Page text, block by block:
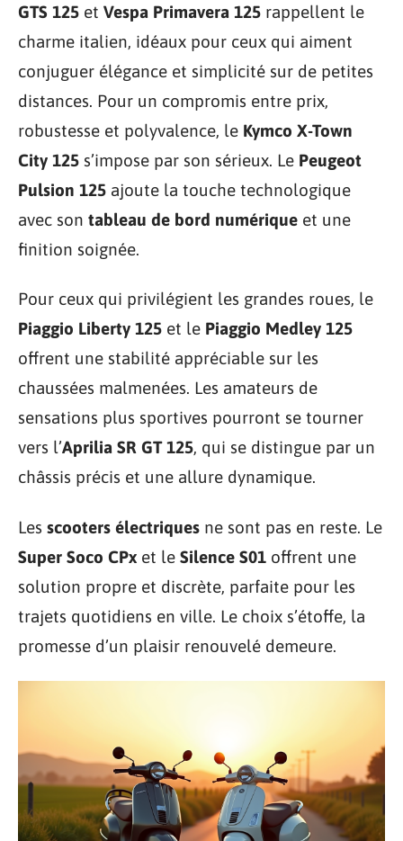
GTS 125 et Vespa Primavera 125 rappellent le
charme italien, idéaux pour ceux qui aiment
conjuguer élégance et simplicité sur de petites
distances. Pour un compromis entre prix,
robustesse et polyvalence, le Kymco X-Town
City 125 s’impose par son sérieux. Le Peugeot
Pulsion 125 ajoute la touche technologique
avec son tableau de bord numérique et une
finition soignée.
Pour ceux qui privilégient les grandes roues, le
Piaggio Liberty 125 et le Piaggio Medley 125
offrent une stabilité appréciable sur les
chaussées malmenées. Les amateurs de
sensations plus sportives pourront se tourner
vers l’Aprilia SR GT 125, qui se distingue par un
châssis précis et une allure dynamique.
Les scooters électriques ne sont pas en reste. Le
Super Soco CPx et le Silence S01 offrent une
solution propre et discrète, parfaite pour les
trajets quotidiens en ville. Le choix s’étoffe, la
promesse d’un plaisir renouvelé demeure.